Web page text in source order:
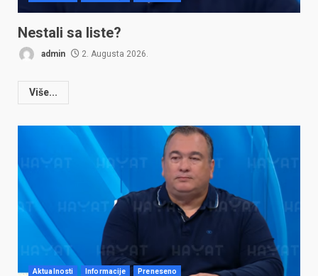
Nestali sa liste?
admin 2. Augusta 2026.
Više...
Aktualnosti Informacije Preneseno